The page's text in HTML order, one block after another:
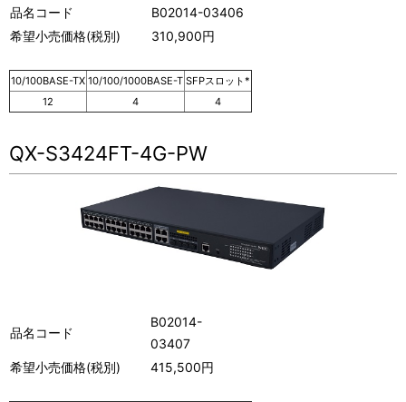
品名コード
B02014-03406
希望小売価格(税別)
310,900円
10/100BASE-TX 10/100/1000BASE-T SFPスロット*
12
4 4
QX-S3424FT-4G-PW
品名コード
B02014-
03407
希望小売価格(税別)
415,500円